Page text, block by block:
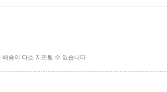
송이 다소 지연될 수 있습니다.